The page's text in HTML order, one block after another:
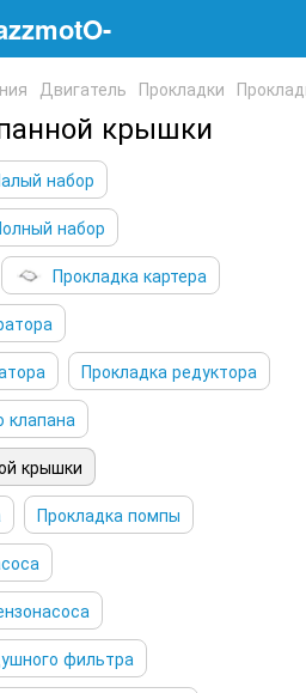
Двигатель Прокладки
крышки
набор
набор
Прокладка картера
Прокладка редуктора
клапана
крышки
Прокладка помпы
фильтра